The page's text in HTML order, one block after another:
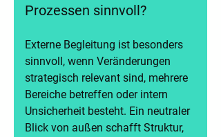
Prozessen sinnvoll?
Externe Begleitung ist besonders
sinnvoll, wenn Veränderungen
strategisch relevant sind, mehrere
Bereiche betreffen oder intern
Unsicherheit besteht. Ein neutraler
Blick von außen schafft Struktur,